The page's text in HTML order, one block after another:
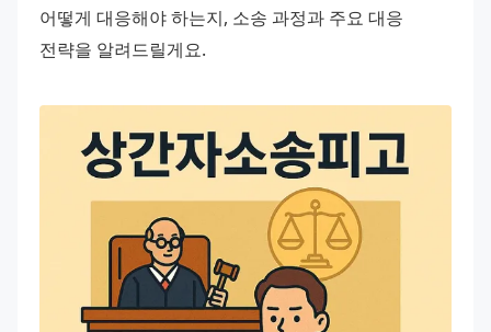
어떻게 대응해야 하는지, 소송 과정과 주요 대응
전략을 알려드릴게요.